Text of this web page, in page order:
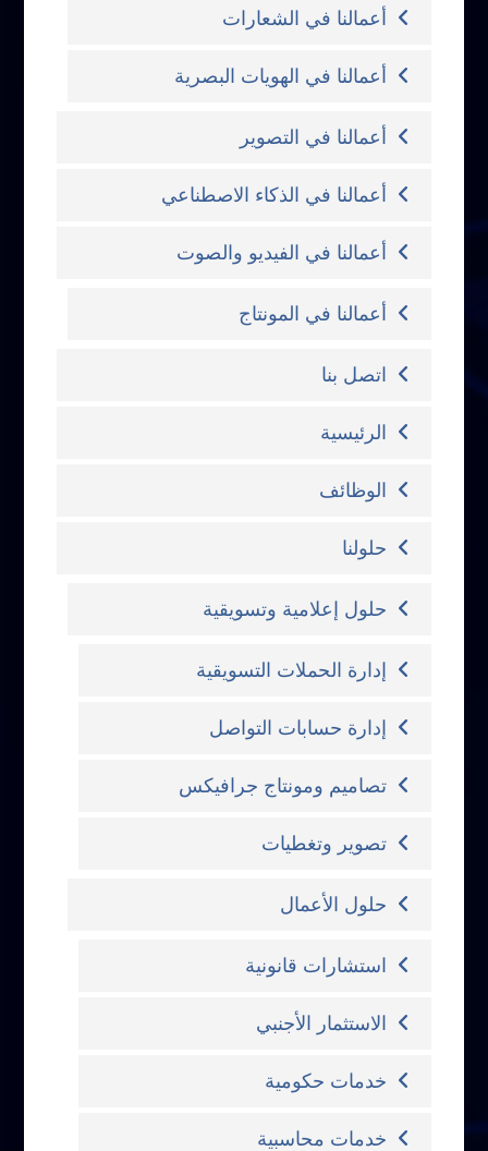
أعمالنا في الشعارات
أعمالنا في الهويات البصرية
أعمالنا في التصوير
أعمالنا في الذكاء الاصطناعي
أعمالنا في الفيديو والصوت
أعمالنا في المونتاج
اتصل بنا
الرئيسية
الوظائف
حلولنا
حلول إعلامية وتسويقية
إدارة الحملات التسويقية
إدارة حسابات التواصل
تصاميم ومونتاج جرافيكس
تصوير وتغطيات
حلول الأعمال
استشارات قانونية
الاستثمار الأجنبي
خدمات حكومية
خدمات محاسبية